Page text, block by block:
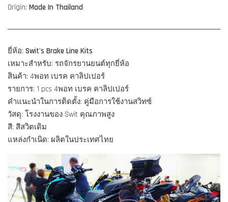
Origin: Made In Thailand
ยี่ห้อ: Swit's Brake Line Kits
เหมาะสำหรับ: รถจักรยานยนต์ทุกยี่ห้อ
สินค้า: 4พอท เบรค คาลิปเปอร์
รายการ: 1 pcs 4พอท เบรค คาลิปเปอร์
คำแนะนำในการติดตั้ง: คู่มือการใช้งานสวิทซ์
วัสดุ: โรงงานของ Swit คุณภาพสูง
สี: สีสวิตเดิม
แหล่งกำเนิด: ผลิตในประเทศไทย